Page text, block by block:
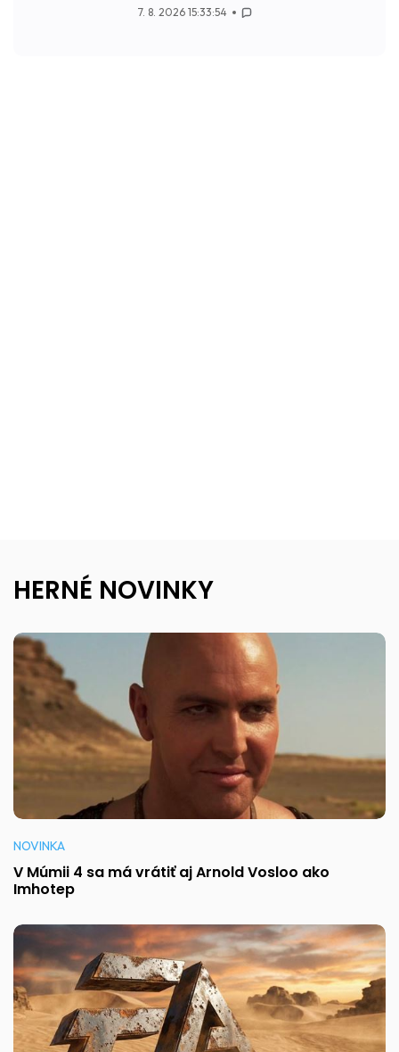
7. 8. 2026 15:33:54
HERNÉ NOVINKY
NOVINKA
V Múmii 4 sa má vrátiť aj Arnold Vosloo ako
Imhotep